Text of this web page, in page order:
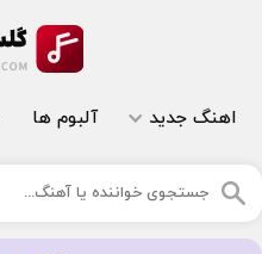
اهنگ جدید آلبوم ها